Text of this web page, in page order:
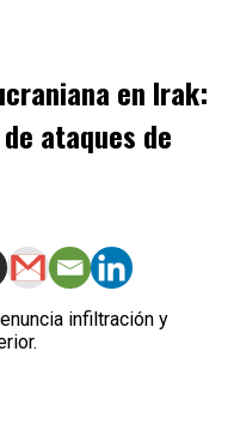
en Irak:
ataques de
infiltración y